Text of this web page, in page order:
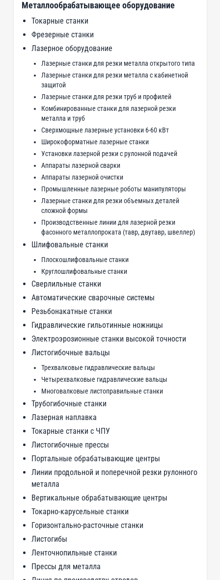
Металлообрабатывающее оборудование
Токарные станки
Фрезерные станки
Лазерное оборудование
Лазерные станки для резки металла открытого типа
Лазерные станки для резки металла с кабинетной
защитой
Лазерные станки для резки труб и профилей
Комбинированные станки для лазерной резки
металла и труб
Сверхмощные лазерные установки 6-60 кВт
Широкоформатные лазерные станки
Установки лазерной резки с рулонной подачей
Аппараты лазерной сварки
Аппараты лазерной очистки
Промышленные лазерные роботы манипуляторы
Лазерные станки для резки объемных деталей
сложной формы
Производственные линии для лазерной резки
фасонного металлопроката (тавр, двутавр, швеллер)
Шлифовальные станки
Плоскошлифовальные станки
Круглошлифовальные станки
Сверлильные станки
Автоматические сварочные системы
Резьбонакатные станки
Гидравлические гильотинные ножницы
Электроэрозионные станки высокой точности
Листогибочные вальцы
Трехвалковые гидравлические вальцы
Четырехвалковые гидравлические вальцы
Многовалковые листоправильные станки
Трубогибочные станки
Лазерная наплавка
Токарные станки с ЧПУ
Листогибочные прессы
Портальные обрабатывающие центры
Линии продольной и поперечной резки рулонного
металла
Вертикальные обрабатывающие центры
Токарно-карусельные станки
Горизонтально-расточные станки
Листогибы
Ленточнопильные станки
Прессы для металла